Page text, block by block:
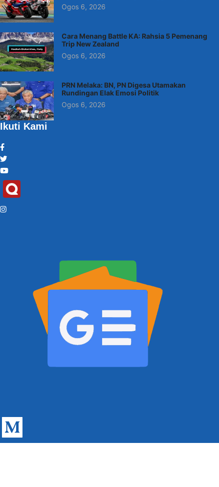
Ogos 6, 2026
Cara Menang Battle KA: Rahsia 5 Pemenang
Trip New Zealand
Ogos 6, 2026
PRN Melaka: BN, PN Digesa Utamakan
Rundingan Elak Emosi Politik
Ogos 6, 2026
Ikuti Kami